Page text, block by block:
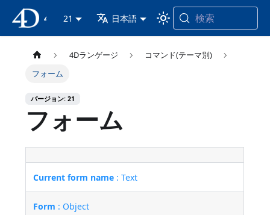
21 日本語 検索
4Dランゲージ
コマンド(テーマ別)
フォーム
バージョン: 21
フォーム
Current form name : Text
Form : Object